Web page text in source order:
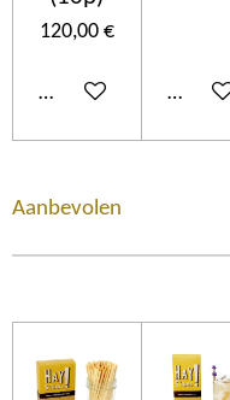
120,00 €
Añadir al carritoAñadir
Aanbevolen